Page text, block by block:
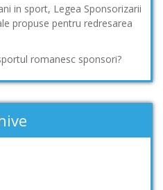
in sport, Legea Sponsorizarii
propuse pentru redresarea
romanesc sponsori?